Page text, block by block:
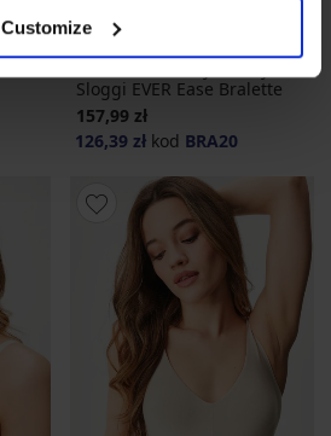
Customize
Sloggi EVER Ease Bralette
157,99 zł
126,39 zł kod BRA20